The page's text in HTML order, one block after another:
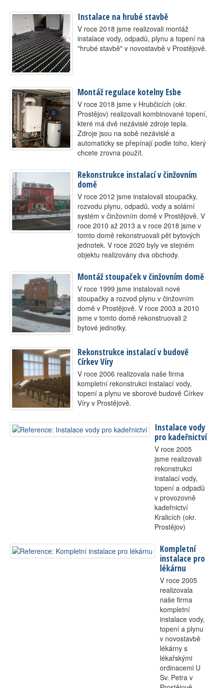
Instalace na hrubé stavbě
V roce 2018 jsme realizovali montáž
instalace vody, odpadů, plynu a topení na
"hrubé stavbě" v novostavbě v Prostějově.
Montáž regulace kotelny Esbe
V roce 2018 jsme v Hrubčicích (okr.
Prostějov) realizovali kombinované topení,
které má dvě nezávislé zdroje tepla.
Zdroje jsou na sobě nezávislé a
automaticky se přepínají podle toho, který
chcete zrovna použít.
Rekonstrukce instalací v činžovním
domě
V roce 2012 jsme instalovali stoupačky,
rozvodu plynu, odpadů, vody a solární
systém v činžovním domě v Prostějově. V
roce 2010 až 2013 a v roce 2018 jsme v
tomto domě rekonstruovali pět bytových
jednotek. V roce 2020 byly ve stejném
objektu realizovány dva obchody.
Montáž stoupaček v činžovním domě
V roce 1999 jsme instalovali nové
stoupačky a rozvod plynu v činžovním
domě v Prostějově. V roce 2003 a 2010
jsme v tomto domě rekonstruovali 2
bytové jednotky.
Rekonstrukce instalací v budově
Církev Víry
V roce 2006 realizovala naše firma
kompletní rekonstrukci instalací vody,
topení a plynu ve sborové budově Církev
Víry v Prostějově.
Instalace vody
pro kadeřnictví
V roce 2005
jsme realizovali
rekonstrukci
instalací vody,
topení a odpadů
v provozovně
kadeřnictví
Kralicích (okr.
Prostějov)
Kompletní
instalace pro
lékárnu
V roce 2005
realizovala
naše firma
kompletní
instalace vody,
topení a plynu
v novostavbě
lékárny s
lékařskými
ordinacemi U
Sv. Petra v